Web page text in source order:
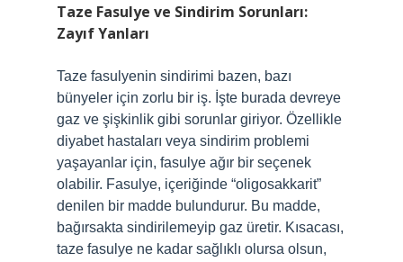
Taze Fasulye ve Sindirim Sorunları:
Zayıf Yanları
Taze fasulyenin sindirimi bazen, bazı
bünyeler için zorlu bir iş. İşte burada devreye
gaz ve şişkinlik gibi sorunlar giriyor. Özellikle
diyabet hastaları veya sindirim problemi
yaşayanlar için, fasulye ağır bir seçenek
olabilir. Fasulye, içeriğinde “oligosakkarit”
denilen bir madde bulundurur. Bu madde,
bağırsakta sindirilemeyip gaz üretir. Kısacası,
taze fasulye ne kadar sağlıklı olursa olsun,